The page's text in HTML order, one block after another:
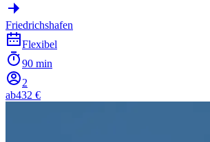
Friedrichshafen
Flexibel
90 min
2
ab432 €